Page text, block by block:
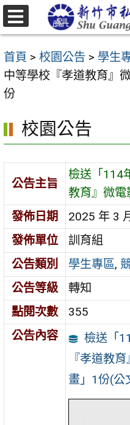
跳
至
要
內
容
首頁 > 校園公告 > 學生
中等學校『孝道教育』
份
校園公告
公告主旨
檢送「114
教育』微
發佈日期
2025 年 3
發佈單位
訓育組
公告類別
學生專區,
公告等級
轉知
點閱次數
355
公告內容
檢送「
『孝道教
畫」1份(公
選
單